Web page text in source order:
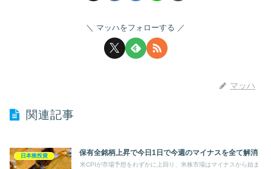
マッハをフォローする
マッハ
関連記事
日本株投資 保有全銘柄上昇で今日1日で今週のマイナスを全て解消
米CPIが市場予想をわずかに上回り、米株市場はマイナスから始ま